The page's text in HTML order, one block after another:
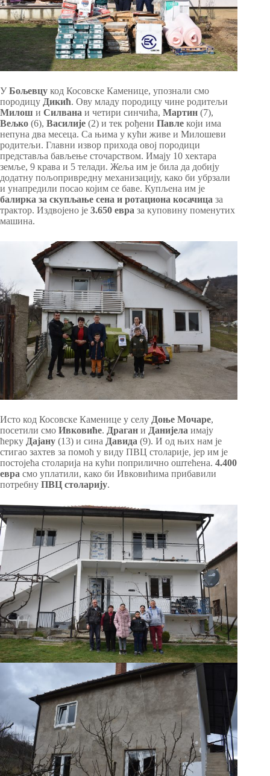
УБољевцу код Косовске Каменице, упознали смо
породицу Дикић. Ову младу породицу чине родитељи
Милош и Силвана и четири синчића, Мартин (7),
Вељко (6), Василије (2) и тек рођени Павле који има
непуна два месеца. Са њима у кући живе и Милошеви
родитељи. Главни извор прихода овој породици
представља бављење сточарством. Имају 10 хектара
земље, 9 крава и 5 телади. Жеља им је била да добију
додатну пољопривредну механизацију, како би убрзали
и унапредили посао којим се баве. Купљена им је
балирка за скупљање сена и ротациона косачица за
трактор. Издвојено је 3.650 евра за куповину поменутих
машина.
Исто код Косовске Каменице у селу Доње Мочаре,
посетили смо Ивковиће. Драган и Данијела имају
ћерку Дајану (13) и сина Давида (9). И од њих нам је
стигао захтев за помоћ у виду ПВЦ столарије, јер им је
постојећа столарија на кући поприлично оштећена. 4.400
евра смо уплатили, како би Ивковићима прибавили
потребну ПВЦ столарију.